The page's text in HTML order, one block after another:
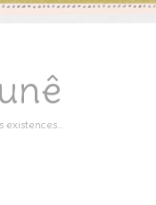
existences…